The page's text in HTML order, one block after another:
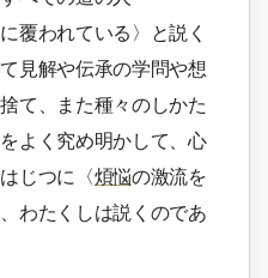
覆われている〉と説く
見解や伝承の学問や想
て、また種々のしかた
よく究め明かして、心
じつに〈煩悩の激流を
わたくしは説くのであ